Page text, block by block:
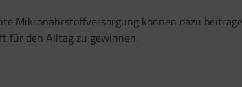
Mikronährstoffversorgung können dazu
für den Alltag zu gewinnen.